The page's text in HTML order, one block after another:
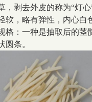
剥去外皮的称为“灯
，略有弹性，内心
：一种是抽取后的茎
圆条。